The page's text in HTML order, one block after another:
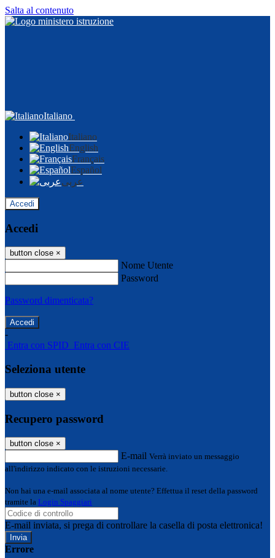
Salta al contenuto
Italiano
Italiano
English
Français
Español
عربى
Accedi
Accedi
button close ×
Nome Utente
Password
Password dimenticata?
-
Entra con SPID Entra con CIE
Seleziona utente
button close ×
Recupero password
button close ×
E-mail Verrà inviato un messaggio
all'indirizzo indicato con le istruzioni necessarie.
Non hai una e-mail associata al nome utente? Effettua il reset della password
tramite la Login Spaggiari
E-mail inviata, si prega di controllare la casella di posta elettronica!
Errore